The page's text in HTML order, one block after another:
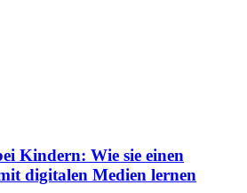
Kindern: Wie sie einen
digitalen Medien lernen